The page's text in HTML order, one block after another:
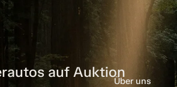
auf Auktion
Über uns